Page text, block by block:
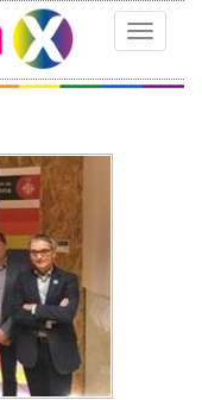
Toggle